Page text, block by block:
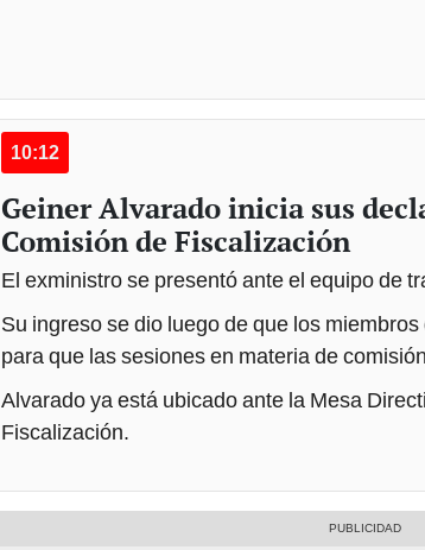
10:12
Geiner Alvarado inicia sus
Comisión de Fiscalización
El exministro se presentó ante el equipo de
Su ingreso se dio luego de que los
para que las sesiones en materia de
Alvarado ya está ubicado ante la Mesa
Fiscalización.